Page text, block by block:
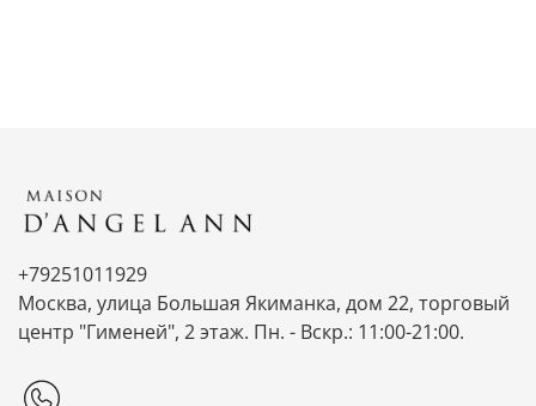
+79251011929
Москва, улица Большая Якиманка, дом 22, торговый
центр "Гименей", 2 этаж. Пн. - Вскр.: 11:00-21:00.